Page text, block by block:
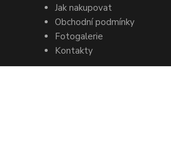
Jak nakupovat
Obchodní podmínky
Fotogalerie
Kontakty